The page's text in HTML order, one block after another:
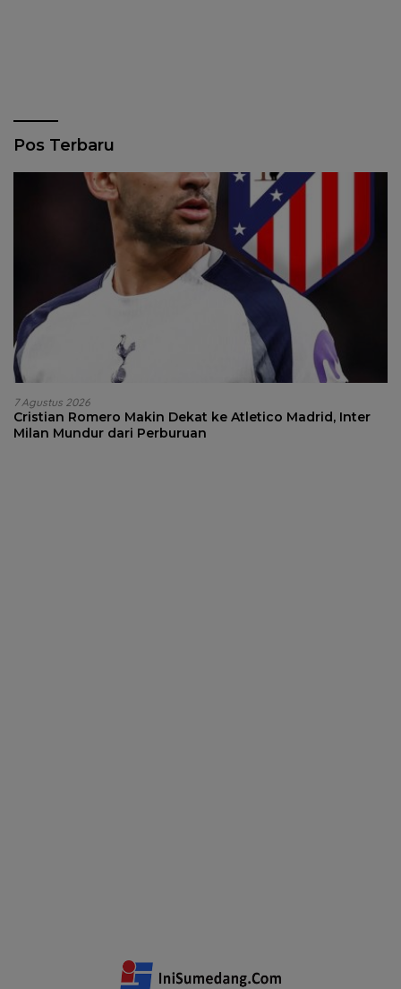
Pos Terbaru
7 Agustus 2026
Cristian Romero Makin Dekat ke Atletico Madrid, Inter
Milan Mundur dari Perburuan